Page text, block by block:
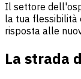
Il settore
la tua flessibilità
risposta alle
La strada